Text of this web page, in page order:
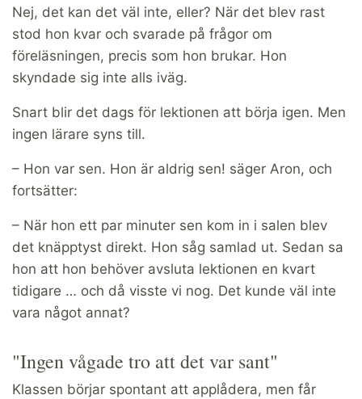
Nej, det kan det väl inte, eller? När det blev rast
stod hon kvar och svarade på frågor om
föreläsningen, precis som hon brukar. Hon
skyndade sig inte alls iväg.
Snart blir det dags för lektionen att börja igen. Men
ingen lärare syns till.
– Hon var sen. Hon är aldrig sen! säger Aron, och
fortsätter:
– När hon ett par minuter sen kom in i salen blev
det knäpptyst direkt. Hon såg samlad ut. Sedan sa
hon att hon behöver avsluta lektionen en kvart
tidigare … och då visste vi nog. Det kunde väl inte
vara något annat?
"Ingen vågade tro att det var sant"
Klassen börjar spontant att applådera, men får